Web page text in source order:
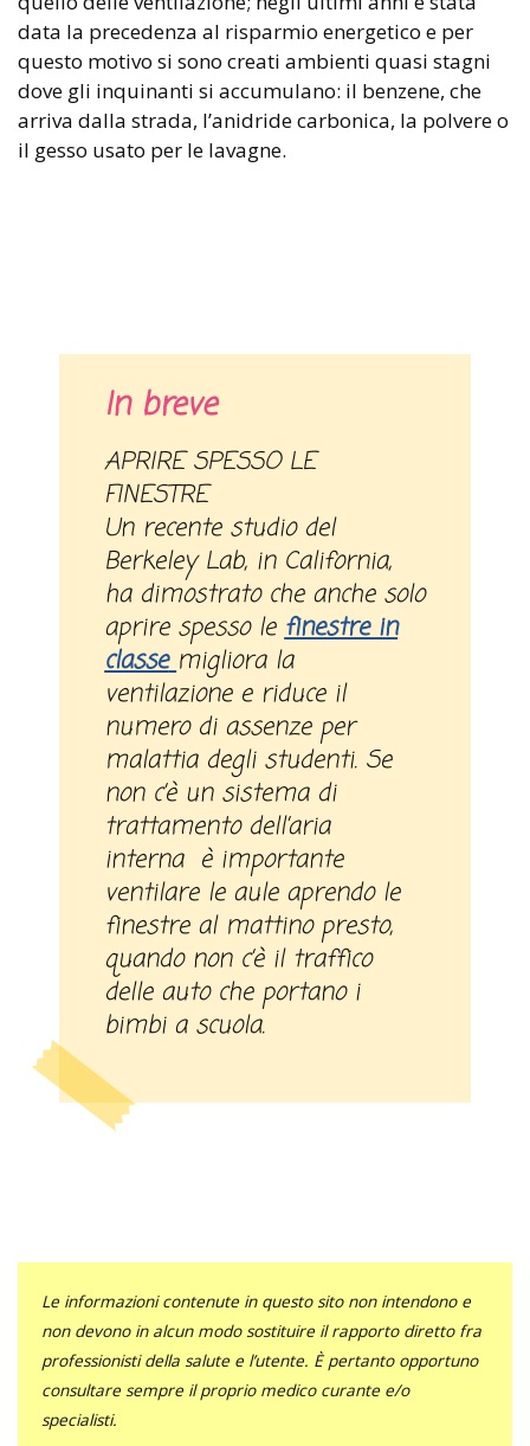
data la precedenza al risparmio energetico e per
questo motivo si sono creati ambienti quasi stagni
dove gli inquinanti si accumulano: il benzene, che
arriva dalla strada, l’anidride carbonica, la polvere o
il gesso usato per le lavagne.
In breve
APRIRE SPESSO LE
FINESTRE
Un recente studio del
Berkeley Lab, in California,
ha dimostrato che anche solo
aprire spesso lefinestre in
classe migliora la
ventilazione e riduce il
numero di assenze per
malattia degli studenti. Se
non c’è un sistema di
trattamento dell’aria
interna è importante
ventilare le aule aprendo le
finestre al mattino presto,
quando non c’è il traffico
delle auto che portano i
bimbi a scuola.
Le informazioni contenute in questo sito non intendono e
non devono in alcun modo sostituire il rapporto diretto fra
professionisti della salute e l’utente. È pertanto opportuno
consultare sempre il proprio medico curante e/o
specialisti.